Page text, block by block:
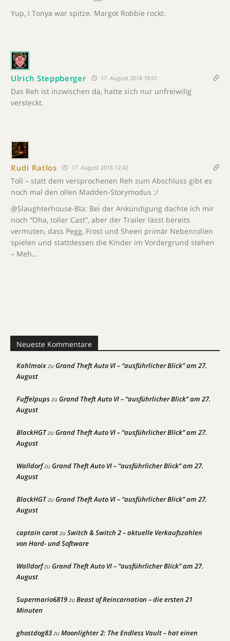
Yup, I Tonya war spitze. Margot Robbie rockt.
Ulrich Steppberger 17. August 2018 18:01
Das Reh ist inzwischen da, hatte sich nur unfreiwilig
versteckt.
Rudi Ratlos 17. August 2018 12:42
Toll – statt dem versprochenen Reh zum Abschluss gibt es
noch mal den ollen Madden-Storymodus :/
@Slaughterhouse-Bla: Bei der Ankündigung dachte ich mir
noch “Oha, toller Cast”, aber der Trailer lässt bereits
vermuten, dass Pegg, Frost und Sheen primär Nebenrollen
spielen und stattdessen die Kinder im Vordergrund stehen
– Meh…
Neueste Kommentare
KahlmoixzuGrand Theft Auto VI – “ausführlicher Blick” am 27.
August
FuffelpupszuGrand Theft Auto VI – “ausführlicher Blick” am 27.
August
BlackHGTzuGrand Theft Auto VI – “ausführlicher Blick” am 27.
August
WalldorfzuGrand Theft Auto VI – “ausführlicher Blick” am 27.
August
BlackHGTzuGrand Theft Auto VI – “ausführlicher Blick” am 27.
August
captain carotzuSwitch & Switch 2 – aktuelle Verkaufszahlen
von Hard- und Software
WalldorfzuGrand Theft Auto VI – “ausführlicher Blick” am 27.
August
Supermario6819zuBeast of Reincarnation – die ersten 21
Minuten
ghostdog83zuMoonlighter 2: The Endless Vault – hat einen